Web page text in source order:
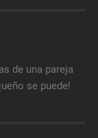
de una pareja
se puede!